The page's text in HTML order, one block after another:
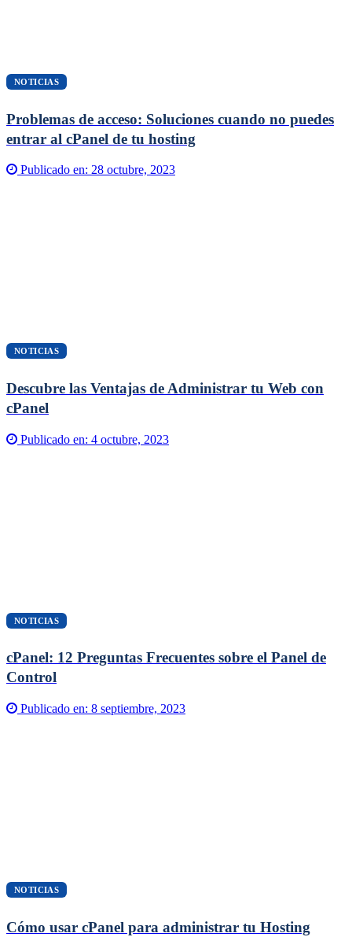
NOTICIAS
Problemas de acceso: Soluciones cuando no puedes
entrar al cPanel de tu hosting
Publicado en: 28 octubre, 2023
NOTICIAS
Descubre las Ventajas de Administrar tu Web con
cPanel
Publicado en: 4 octubre, 2023
NOTICIAS
cPanel: 12 Preguntas Frecuentes sobre el Panel de
Control
Publicado en: 8 septiembre, 2023
NOTICIAS
Cómo usar cPanel para administrar tu Hosting